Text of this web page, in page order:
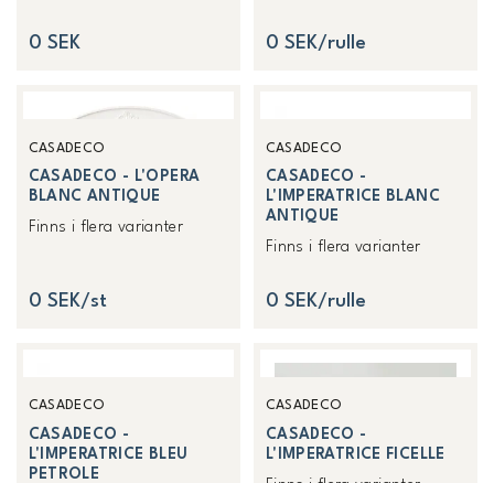
0 SEK 0 SEK/rulle
CASADECO
CASADECO - L'OPERA
BLANC ANTIQUE
Finns i flera varianter
0 SEK/st
CASADECO
CASADECO -
L'IMPERATRICE BLANC
ANTIQUE
Finns i flera varianter
0 SEK/rulle
CASADECO
CASADECO -
L'IMPERATRICE BLEU
PETROLE
CASADECO
CASADECO -
L'IMPERATRICE FICELLE